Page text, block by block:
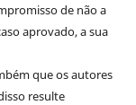
de não a
aprovado, a sua
que os autores
resulte